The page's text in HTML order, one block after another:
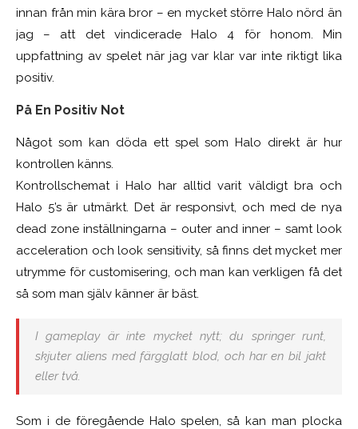
innan från min kära bror – en mycket större Halo nörd än
jag – att det vindicerade Halo 4 för honom. Min
uppfattning av spelet när jag var klar var inte riktigt lika
positiv.
På En Positiv Not
Något som kan döda ett spel som Halo direkt är hur
kontrollen känns.
Kontrollschemat i Halo har alltid varit väldigt bra och
Halo 5’s är utmärkt. Det är responsivt, och med de nya
dead zone inställningarna – outer and inner – samt look
acceleration och look sensitivity, så finns det mycket mer
utrymme för customisering, och man kan verkligen få det
så som man själv känner är bäst.
I gameplay är inte mycket nytt; du springer runt,
skjuter aliens med färgglatt blod, och har en bil jakt
eller två.
Som i de föregående Halo spelen, så kan man plocka